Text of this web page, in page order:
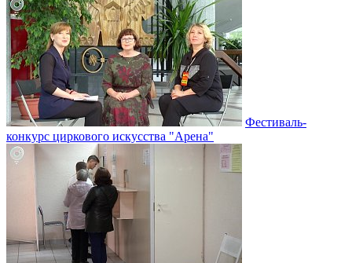
Фестиваль-
конкурс циркового искусства "Арена"